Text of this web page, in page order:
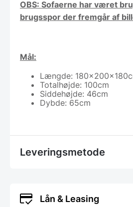
OBS: Sofaerne har været
brugsspor der fremgår af
Mål:
Længde:
Totalhøjde: 100cm
Siddehøjde: 46cm
Dybde: 65cm
Leveringsmetode
Lån & Leasing